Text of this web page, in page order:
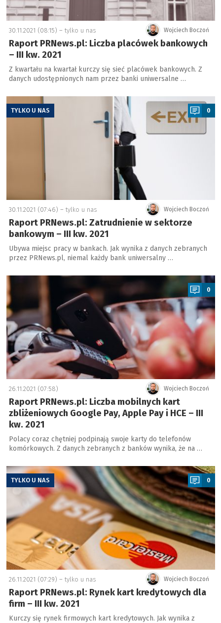
Wojciech Boczoń
30.11.2021 (08:15) – tylko u nas
Raport PRNews.pl: Liczba placówek bankowych
– III kw. 2021
Z kwartału na kwartał kurczy się sieć placówek bankowych. Z
danych udostępnionych nam przez banki uniwersalne …
a
TYLKO U NAS 0
Wojciech Boczoń
30.11.2021 (07:46) – tylko u nas
Raport PRNews.pl: Zatrudnienie w sektorze
bankowym – III kw. 2021
Ubywa miejsc pracy w bankach. Jak wynika z danych zebranych
przez PRNews.pl, niemal każdy bank uniwersalny …
a
0
Wojciech Boczoń
26.11.2021 (07:58)
Raport PRNews.pl: Liczba mobilnych kart
zbliżeniowych Google Pay, Apple Pay i HCE – III
kw. 2021
Polacy coraz chętniej podpinają swoje karty do telefonów
komórkowych. Z danych zebranych z banków wynika, że na …
a
TYLKO U NAS 0
Wojciech Boczoń
26.11.2021 (07:29) – tylko u nas
Raport PRNews.pl: Rynek kart kredytowych dla
firm – III kw. 2021
Kurczy się rynek firmowych kart kredytowych. Jak wynika z